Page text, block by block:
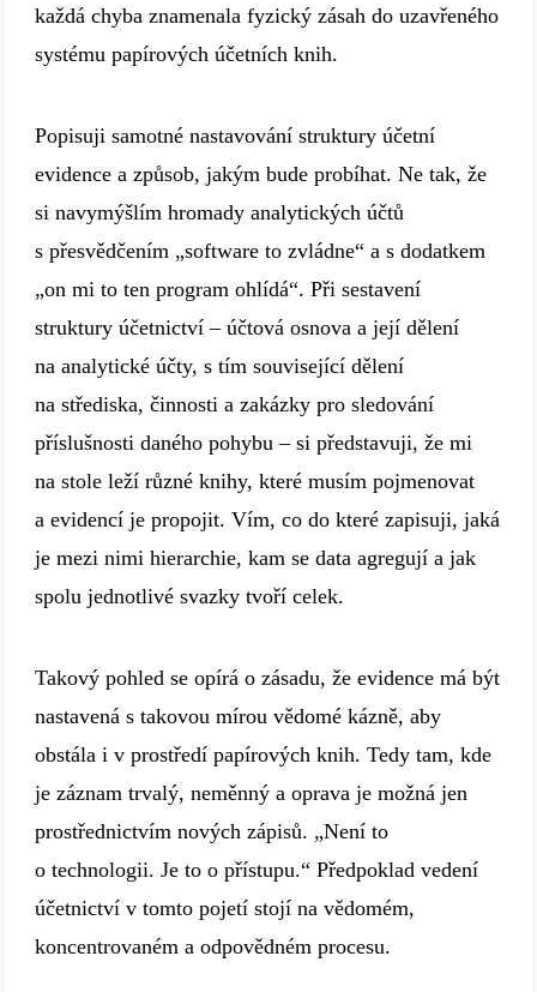
každá chyba znamenala fyzický zásah do uzavřeného
systému papírových účetních knih.
Popisuji samotné nastavování struktury účetní
evidence a způsob, jakým bude probíhat. Ne tak, že
si navymýšlím hromady analytických účtů
s přesvědčením „software to zvládne“ a s dodatkem
„on mi to ten program ohlídá“. Při sestavení
struktury účetnictví – účtová osnova a její dělení
na analytické účty, s tím související dělení
na střediska, činnosti a zakázky pro sledování
příslušnosti daného pohybu – si představuji, že mi
na stole leží různé knihy, které musím pojmenovat
a evidencí je propojit. Vím, co do které zapisuji, jaká
je mezi nimi hierarchie, kam se data agregují a jak
spolu jednotlivé svazky tvoří celek.
Takový pohled se opírá o zásadu, že evidence má být
nastavená s takovou mírou vědomé kázně, aby
obstála i v prostředí papírových knih. Tedy tam, kde
je záznam trvalý, neměnný a oprava je možná jen
prostřednictvím nových zápisů. „Není to
o technologii. Je to o přístupu.“ Předpoklad vedení
účetnictví v tomto pojetí stojí na vědomém,
koncentrovaném a odpovědném procesu.